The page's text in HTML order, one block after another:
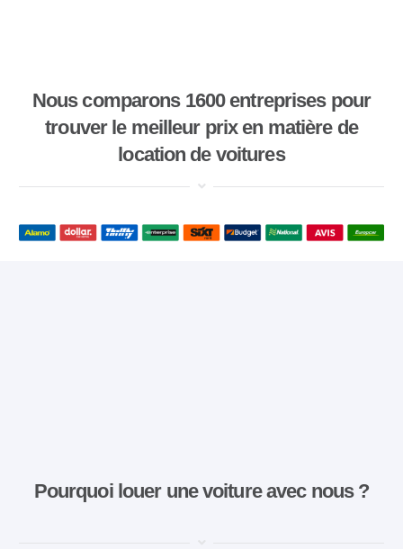
Nous comparons 1600 entreprises pour
trouver le meilleur prix en matière de
location de voitures
Pourquoi louer une voiture avec nous ?